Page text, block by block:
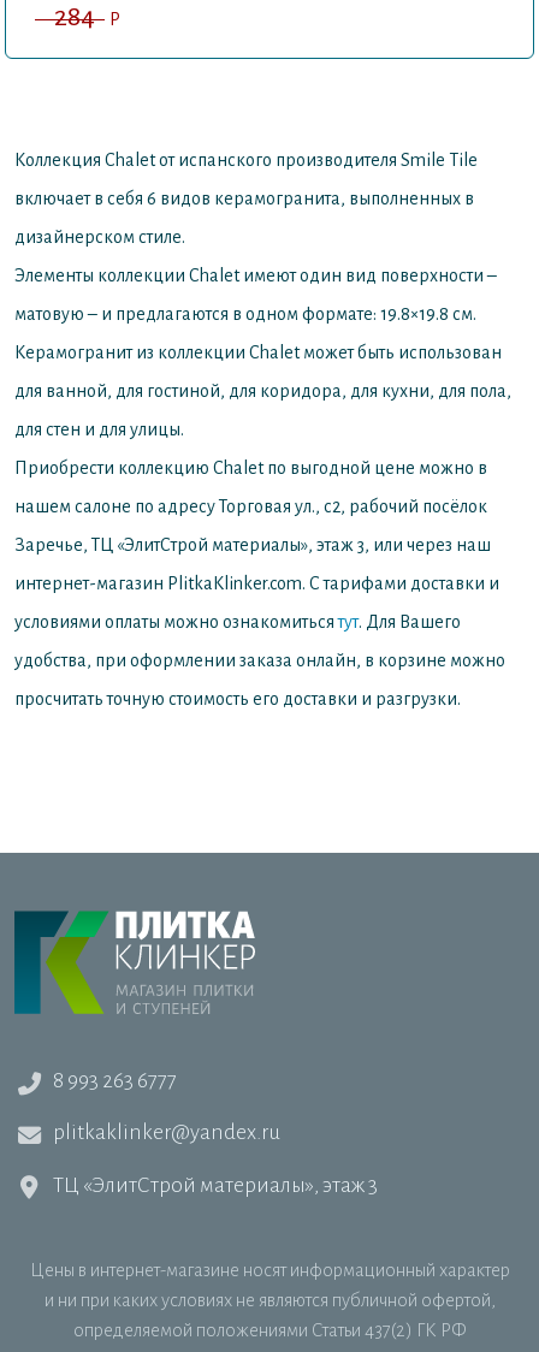
284 P
Коллекция Chalet от испанского производителя Smile Tile
включает в себя 6 видов керамогранита, выполненных в
дизайнерском стиле.
Элементы коллекции Chalet имеют один вид поверхности –
матовую – и предлагаются в одном формате: 19.8×19.8 см.
Керамогранит из коллекции Chalet может быть использован
для ванной, для гостиной, для коридора, для кухни, для пола,
для стен и для улицы.
Приобрести коллекцию Chalet по выгодной цене можно в
нашем салоне по адресу Торговая ул., с2, рабочий посёлок
Заречье, ТЦ «ЭлитСтрой материалы», этаж 3, или через наш
интернет-магазин PlitkaKlinker.com. С тарифами доставки и
условиями оплаты можно ознакомитьсятут. Для Вашего
удобства, при оформлении заказа онлайн, в корзине можно
просчитать точную стоимость его доставки и разгрузки.
8 993 263 6777
plitkaklinker@yandex.ru
ТЦ «ЭлитСтрой материалы», этаж 3
Цены в интернет-магазине носят информационный характер
и ни при каких условиях не являются публичной офертой,
определяемой положениями Статьи 437(2) ГК РФ